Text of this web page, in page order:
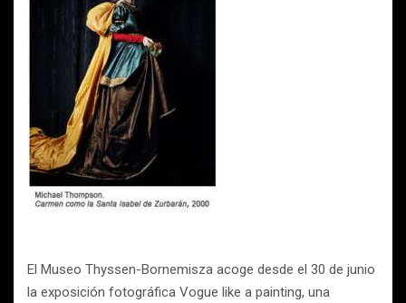
El Museo Thyssen-Bornemisza acoge desde el 30 de junio
la exposición fotográfica Vogue like a painting, una